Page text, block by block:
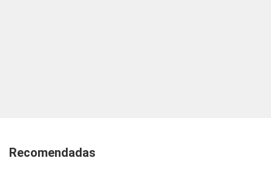
Recomendadas